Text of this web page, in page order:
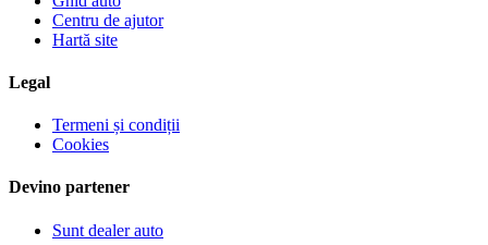
Centru de ajutor
Hartă site
Legal
Termeni și condiții
Cookies
Devino partener
Sunt dealer auto